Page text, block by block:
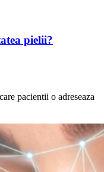
pielii?
pacientii o adreseaza